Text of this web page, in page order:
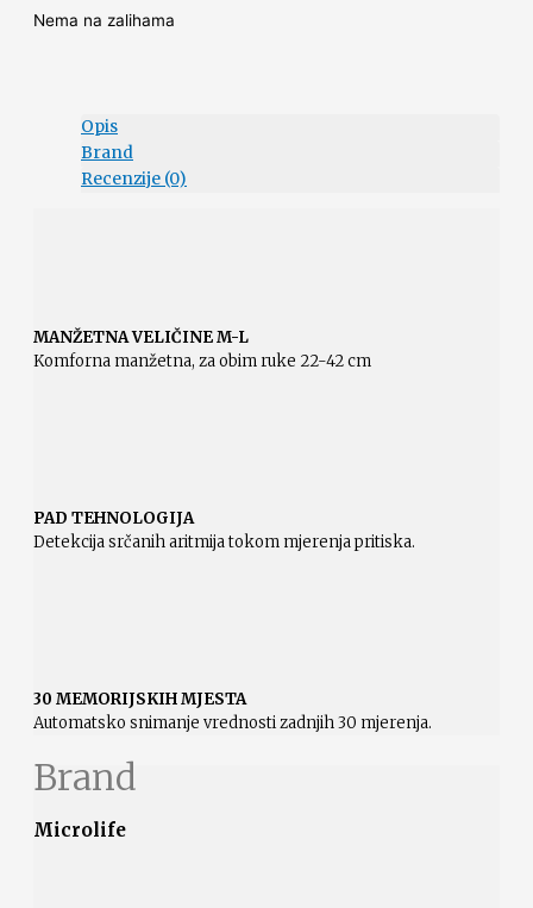
Nema na zalihama
Opis
Brand
Recenzije (0)
MANŽETNA VELIČINE M-L
Komforna manžetna, za obim ruke 22-42 cm
PAD TEHNOLOGIJA
Detekcija srčanih aritmija tokom mjerenja pritiska.
30 MEMORIJSKIH MJESTA
Automatsko snimanje vrednosti zadnjih 30 mjerenja.
Brand
Microlife